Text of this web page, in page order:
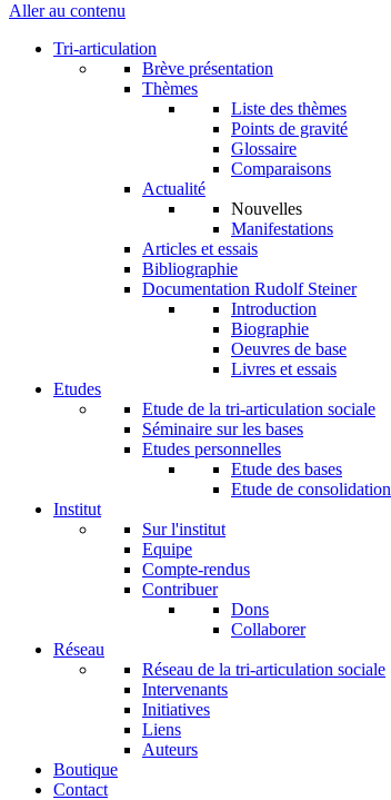
Aller au contenu
Tri-articulation
Brève présentation
Thèmes
Liste des thèmes
Points de gravité
Glossaire
Comparaisons
Actualité
Nouvelles
Manifestations
Articles et essais
Bibliographie
Documentation Rudolf Steiner
Introduction
Biographie
Oeuvres de base
Livres et essais
Etudes
Etude de la tri-articulation sociale
Séminaire sur les bases
Etudes personnelles
Etude des bases
Etude de consolidation
Institut
Sur l'institut
Equipe
Compte-rendus
Contribuer
Dons
Collaborer
Réseau
Réseau de la tri-articulation sociale
Intervenants
Initiatives
Liens
Auteurs
Boutique
Contact